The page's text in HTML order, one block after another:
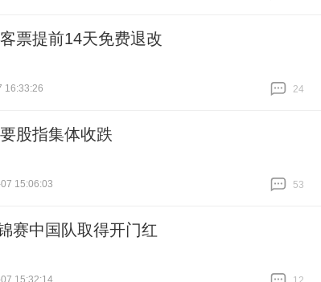
票提前14天免费退改
16:33:26
24
股指集体收跌
15:06:03
53
赛中国队取得开门红
15:32:14